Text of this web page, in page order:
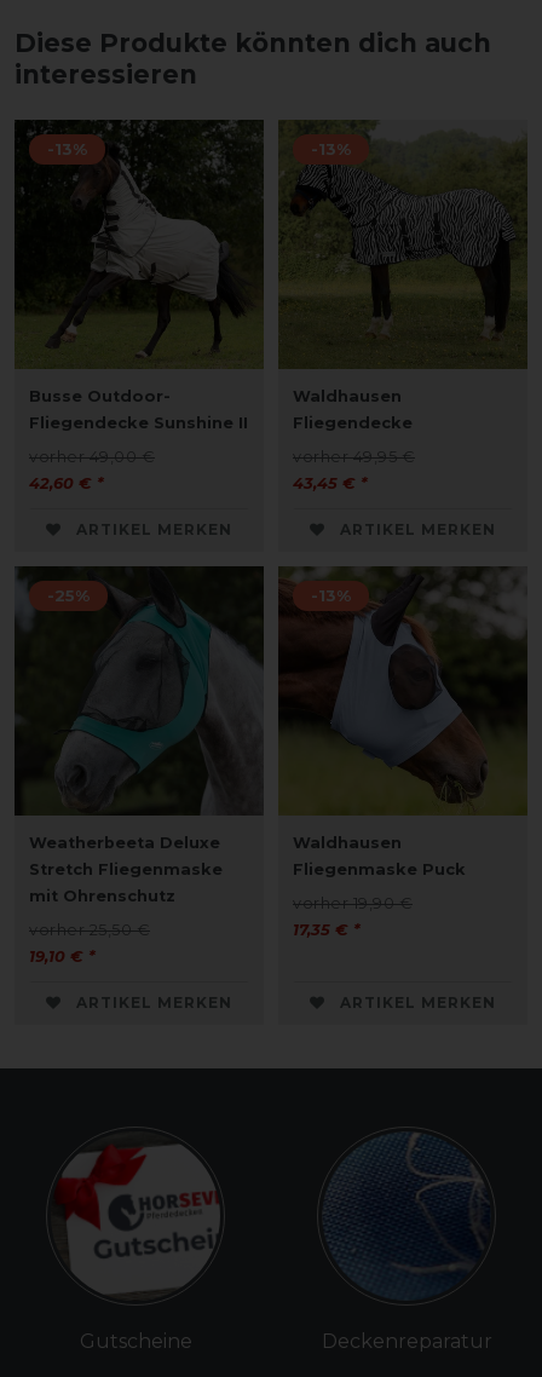
Diese Produkte könnten dich auch
interessieren
-13%
Busse Outdoor-
Fliegendecke Sunshine II
vorher 49,00 €
42,60 € *
ARTIKEL MERKEN
-13%
Waldhausen
Fliegendecke
vorher 49,95 €
43,45 € *
ARTIKEL MERKEN
-25%
Weatherbeeta Deluxe
Stretch Fliegenmaske
mit Ohrenschutz
vorher 25,50 €
19,10 € *
ARTIKEL MERKEN
-13%
Waldhausen
Fliegenmaske Puck
vorher 19,90 €
17,35 € *
ARTIKEL MERKEN
Gutscheine Deckenreparatur